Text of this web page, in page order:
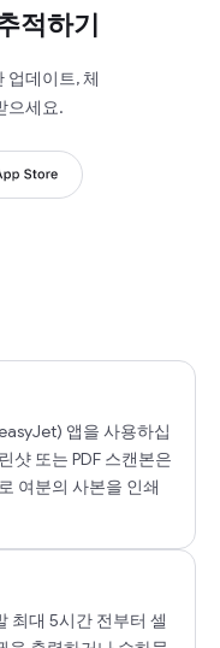
적하기
업데이트, 체
으세요.
앱을 사용하십
샷 또는 PDF 스캔본은
여분의 사본을 인쇄
최대 5시간 전부터 셀